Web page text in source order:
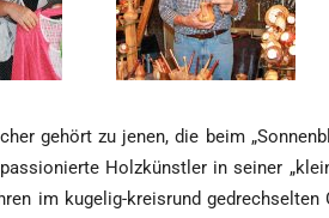
gehört zu jenen, die beim
Holz­künst­ler in sei­ner
im kuge­lig-kreis­rund